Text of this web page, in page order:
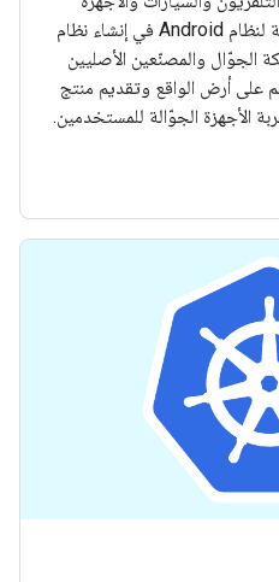
المتصلة. تتمثل الأغراض الأساسية لنظام Android في إنشاء نظام
والمصنّعين الأصليين
على أرض الواقع وتقديم منتج
الأجهزة الجوّالة للمستخدمين.